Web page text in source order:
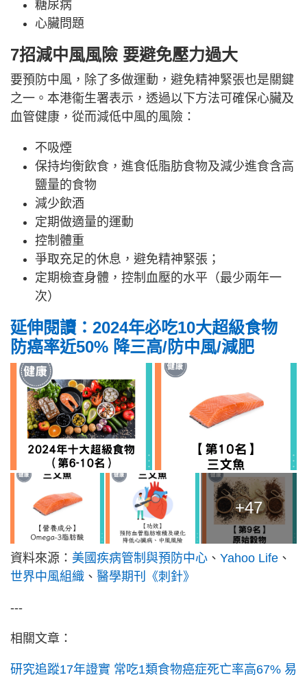
糖尿病
心臟問題
7招減中風風險 要避免壓力過大
要預防中風，除了多做運動，避免精神緊張也是關鍵
之一。本港衞生署表示，透過以下方法可確保心臟及
血管健康，從而減低中風的風險：
不吸煙
保持均衡飲食，進食低脂肪食物及減少進食含高
鹽量的食物
減少飲酒
定期做適量的運動
控制體重
爭取充足的休息，避免精神緊張；
定期檢查身體，控制血壓的水平（最少兩年一
次）
延伸閱讀： 2024年必吃10大超級食物
防癌率近50% 降三高/防中風/減肥
+47
資料來源： 美國疾病管制與預防中心 、 Yahoo Life 、
世界中風組織 、 醫學期刊《刺針》
---
相關文章：
研究追蹤17年證實 常吃1類食物癌症死亡率高67% 易